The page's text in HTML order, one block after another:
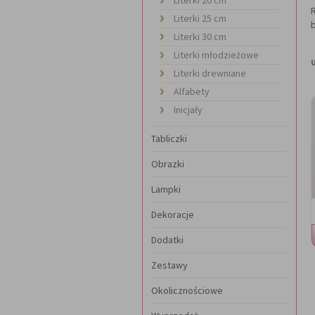
Literki 25 cm
Literki 30 cm
Literki młodzieżowe
Literki drewniane
Alfabety
Inicjały
Tabliczki
Obrazki
Lampki
Dekoracje
Dodatki
Zestawy
Okolicznościowe